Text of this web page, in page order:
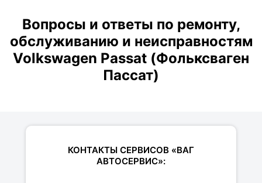
Вопросы и ответы по ремонту,
обслуживанию и неисправностям
Volkswagen Passat (Фольксваген
Пассат)
КОНТАКТЫ СЕРВИСОВ «ВАГ
АВТОСЕРВИС»: